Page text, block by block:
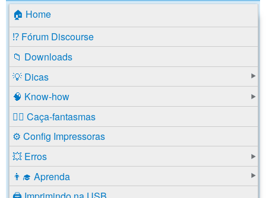
🏠 Home
⁉️ Fórum Discourse
📁 Downloads
💡 Dicas
🧠 Know-how
🕵️‍♂️ Caça-fantasmas
⚙️ Config Impressoras
💥 Erros
👨‍🎓 Aprenda